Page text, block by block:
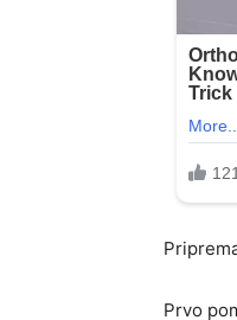
Prvo